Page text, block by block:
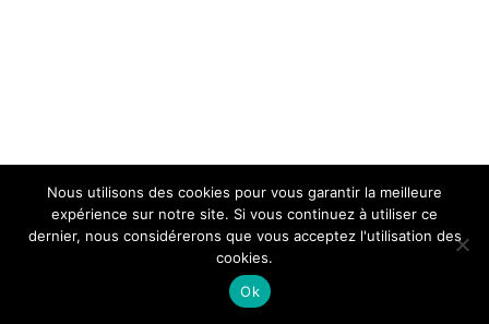
Nous utilisons des cookies pour vous garantir la meilleure
expérience sur notre site. Si vous continuez à utiliser ce
dernier, nous considérerons que vous acceptez l'utilisation des
cookies.
Ok